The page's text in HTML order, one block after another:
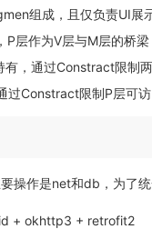
组成，且仅负责UI展
P层作为V层与M层的桥
有，通过Constract限制
过Constract限制P层可
操作是net和db，为了
+ okhttp3 + retrofit2